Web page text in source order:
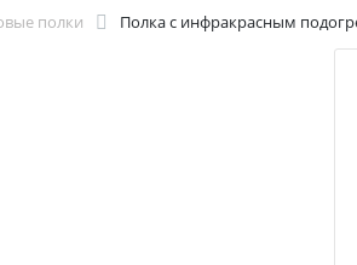
полки Полка с инфракрасным